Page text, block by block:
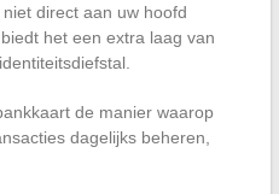
direct aan uw hoofd
het een extra laag van
de manier waarop
dagelijks beheren,